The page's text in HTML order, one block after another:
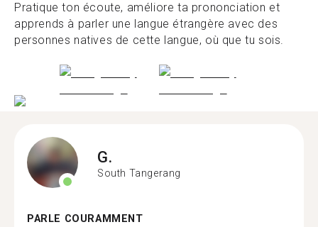
Pratique ton écoute, améliore ta prononciation et
apprends à parler une langue étrangère avec des
personnes natives de cette langue, où que tu sois.
G.
South Tangerang
PARLE COURAMMENT